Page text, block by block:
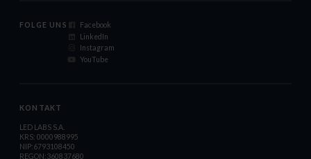
FOLGE UNS
Facebook
LinkedIn
Instagram
YouTube
KONTAKT
LED LABS S.A.
KRS: 0000988995
NIP:6793108450
REGON:360837680